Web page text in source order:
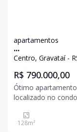
apartamentos
...
Centro, Gravataí -
R$ 790.000,00
Ótimo
localizado no
banheiro social,
área de serviço,
128m²